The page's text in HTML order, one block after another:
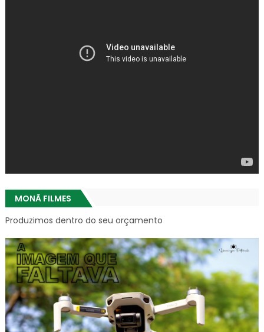
MONÃ FILMES
Produzimos dentro do seu orçamento